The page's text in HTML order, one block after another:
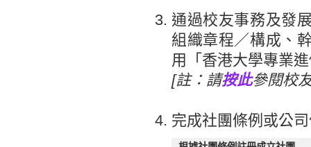
通過校友事務及發
組織章程／構成、
用「香港大學專業
[註：請按此參閱校
完成社團條例或公